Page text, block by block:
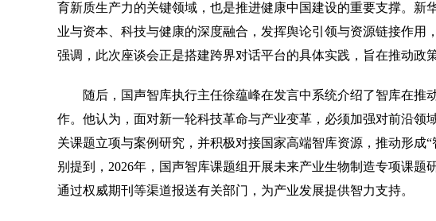
育新质生产力的关键领域，也是推进健康中国建设的重要支撑。新
业与资本、科技与健康的深度融合，发挥舆论引领与资源链接作用
强调，此次座谈会正是搭建跨界对话平台的具体实践，旨在推动政
随后，国声智库执行主任徐蕴峰在发言中系统介绍了智库在推
作。他认为，面对新一轮科技革命与产业变革，必须加强对前沿领
关课题立项与案例研究，并积极对接国家高端智库资源，推动形成
别提到，2026年，国声智库课题组开展未来产业生物制造专项课
通过权威期刊等渠道报送有关部门，为产业发展提供智力支持。